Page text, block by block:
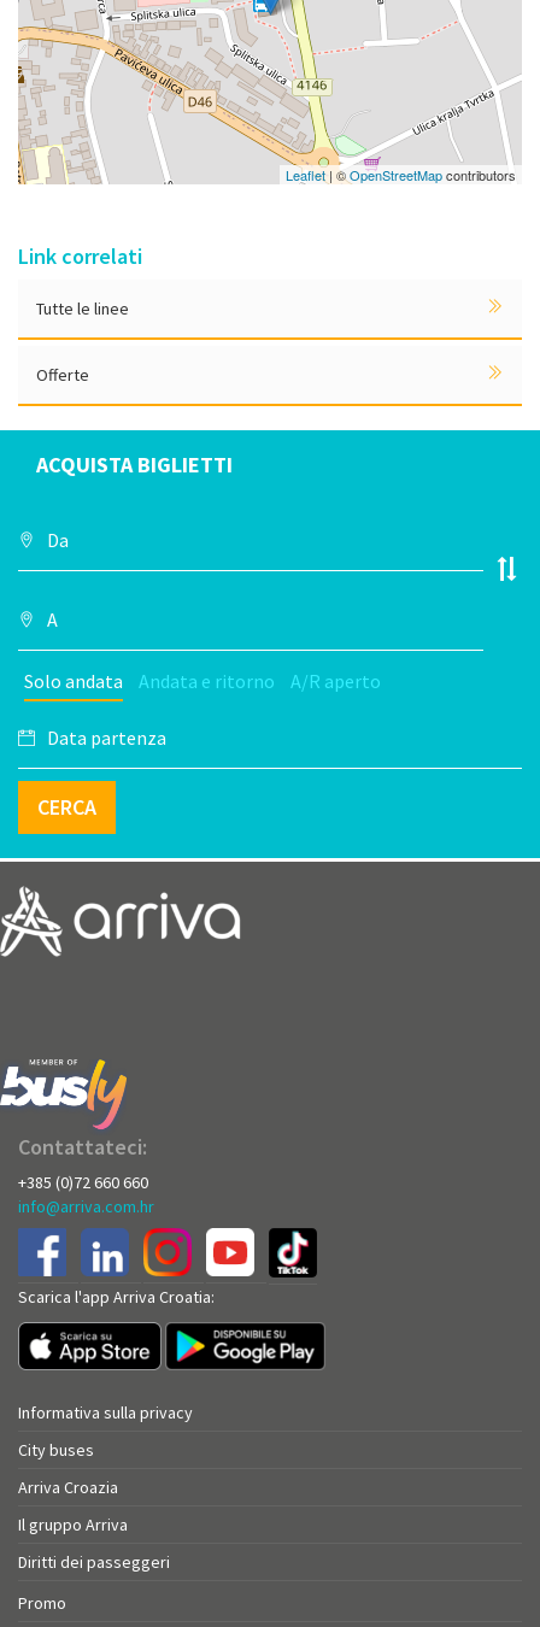
Leaflet | ©OpenStreetMapcontributors
Link correlati
Tutte le linee
Offerte
ACQUISTA BIGLIETTI
Solo andata Andata e ritorno A/R aperto
CERCA
Contattateci:
+385 (0)72 660 660
info@arriva.com.hr
Scarica l'app Arriva Croatia:
Informativa sulla privacy
City buses
Arriva Croazia
Il gruppo Arriva
Diritti dei passeggeri
Promo